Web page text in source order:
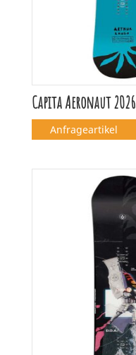
Capita Aeronaut 2026
Anfrageartikel